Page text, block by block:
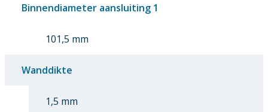
Binnendiameter aansluiting 1
101,5 mm
Wanddikte
1,5 mm